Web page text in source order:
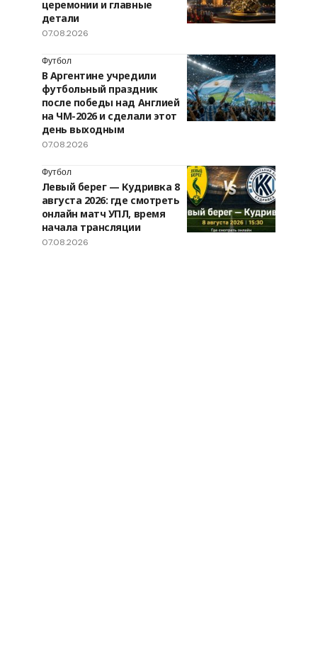
церемонии и главные
детали
07.08.2026
Футбол
В Аргентине учредили
футбольный праздник
после победы над Англией
на ЧМ-2026 и сделали этот
день выходным
07.08.2026
Футбол
Левый берег — Кудривка 8
августа 2026: где смотреть
онлайн матч УПЛ, время
начала трансляции
07.08.2026